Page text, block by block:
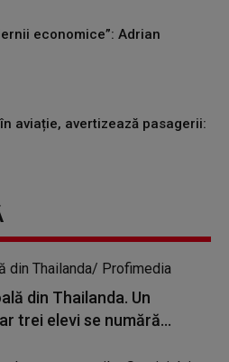
economice”: Adrian
aviație, avertizează pasagerii:
din Thailanda. Un
trei elevi se numără...